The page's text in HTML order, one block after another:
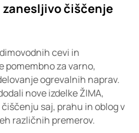
zanesljivo čiščenje
cevi in
pomembno za varno,
ogrevalnih naprav.
nove izdelke ŽIMA,
saj, prahu in oblog v
različnih premerov.